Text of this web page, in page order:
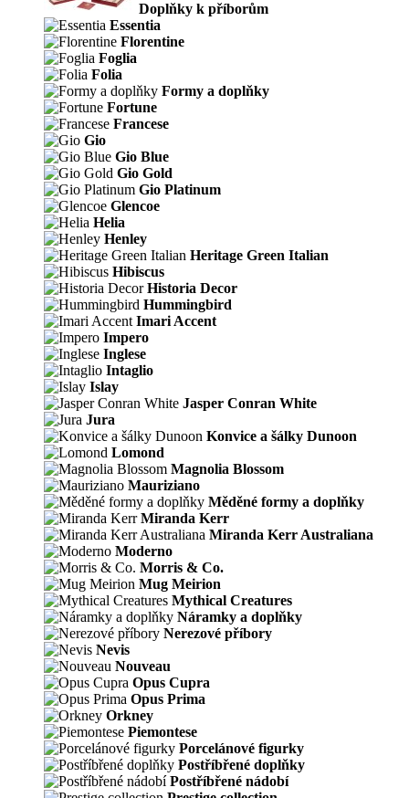
Doplňky k příborům
Essentia
Florentine
Foglia
Folia
Formy a doplňky
Fortune
Francese
Gio
Gio Blue
Gio Gold
Gio Platinum
Glencoe
Helia
Henley
Heritage Green Italian
Hibiscus
Historia Decor
Hummingbird
Imari Accent
Impero
Inglese
Intaglio
Islay
Jasper Conran White
Jura
Konvice a šálky Dunoon
Lomond
Magnolia Blossom
Mauriziano
Měděné formy a doplňky
Miranda Kerr
Miranda Kerr Australiana
Moderno
Morris & Co.
Mug Meirion
Mythical Creatures
Náramky a doplňky
Nerezové příbory
Nevis
Nouveau
Opus Cupra
Opus Prima
Orkney
Piemontese
Porcelánové figurky
Postříbřené doplňky
Postříbřené nádobí